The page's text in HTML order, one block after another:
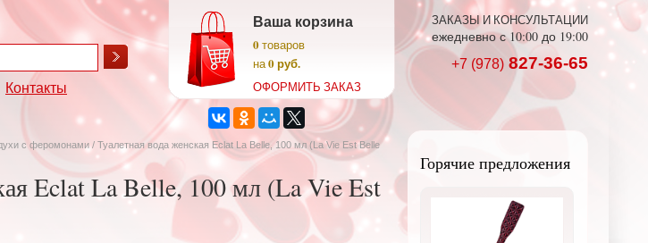
Контакты
Ваша корзина
0товаров
на0 руб.
ОФОРМИТЬ ЗАКАЗ
ЗАКАЗЫ И КОНСУЛЬТАЦИИ
ежедневно с 10:00 до 19:00
+7 (978) 827-36-65
с феромонами / Туалетная вода женская Eclat La Belle, 100 мл (La Vie Est Belle
Eclat La Belle, 100 мл (La Vie Est
Горячие предложения